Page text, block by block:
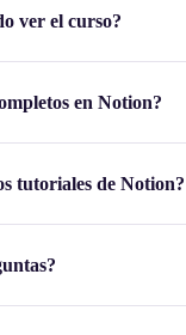
ver el curso?
en Notion?
tutoriales de Notion?